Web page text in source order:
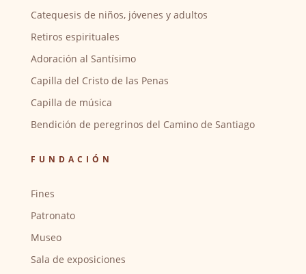
Catequesis de niños, jóvenes y adultos
Retiros espirituales
Adoración al Santísimo
Capilla del Cristo de las Penas
Capilla de música
Bendición de peregrinos del Camino de Santiago
FUNDACIÓN
Fines
Patronato
Museo
Sala de exposiciones